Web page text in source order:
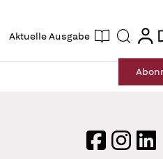
Aktuelle Ausgabe Suche
login
Abo
FacebookInstagram